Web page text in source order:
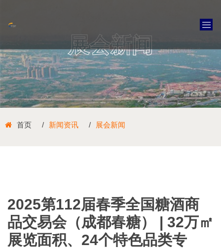
展会新闻
首页 新闻资讯 展会新闻
2025第112届春季全国糖酒商
品交易会（成都春糖） | 32万㎡
展览面积、24个特色品类专